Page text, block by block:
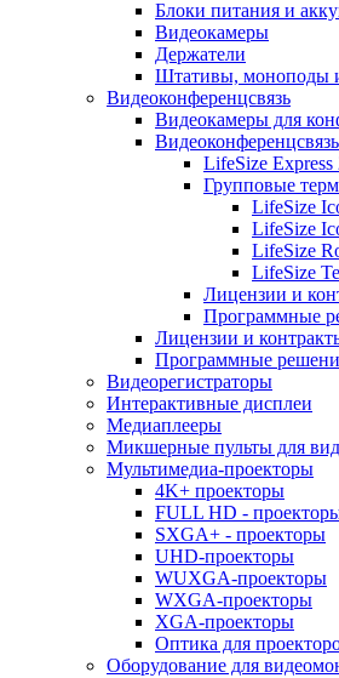
Блоки питания и
Видеокамеры
Держатели
Штативы, моноподы
Видеоконференцсвязь
Видеокамеры для
LifeSize
Групповые
LifeSize
LifeSize
LifeSize
LifeSize
Лицензии и
Программные
Лицензии и
Программные
Видеорегистраторы
Интерактивные дисплеи
Медиаплееры
Микшерные пульты для
Мультимедиа-проекторы
4K+ проекторы
FULL HD -
SXGA+ - проекторы
UHD-проекторы
WUXGA-проекторы
WXGA-проекторы
XGA-проекторы
Оптика для
Оборудование для